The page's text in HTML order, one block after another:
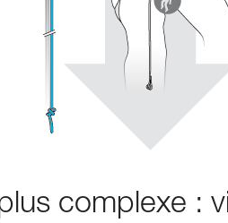
complexe :